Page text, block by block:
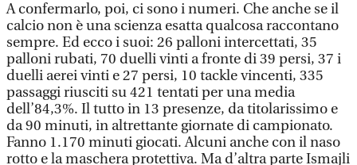
A confermarlo, poi, ci sono i numeri. Che anche se il
calcio non è una scienza esatta qualcosa raccontano
sempre. Ed ecco i suoi: 26 palloni intercettati, 35
palloni rubati, 70 duelli vinti a fronte di 39 persi, 37 i
duelli aerei vinti e 27 persi, 10 tackle vincenti, 335
passaggi riusciti su 421 tentati per una media
dell’84,3%. Il tutto in 13 presenze, da titolarissimo e
da 90 minuti, in altrettante giornate di campionato.
Fanno 1.170 minuti giocati. Alcuni anche con il naso
rotto e la maschera protettiva. Ma d’altra parte Ismajli